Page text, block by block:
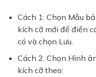
Cách 1: Chọn Mẫu
kích cỡ mới để điền
có và chọn Lưu.
Cách 2: Chọn Hình
kích cỡ theo: